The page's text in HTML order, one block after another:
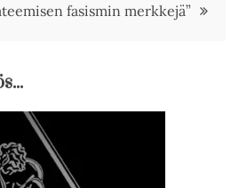
fasismin merkkejä”